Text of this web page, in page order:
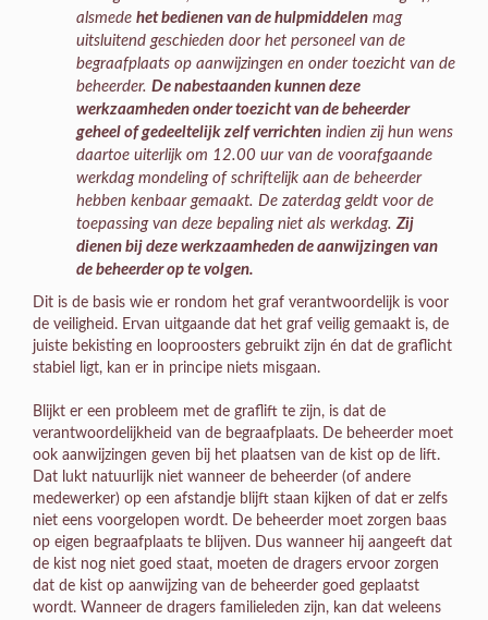
alsmede het bedienen van de hulpmiddelen mag
uitsluitend geschieden door het personeel van de
begraafplaats op aanwijzingen en onder toezicht van de
beheerder. De nabestaanden kunnen deze
werkzaamheden onder toezicht van de beheerder
geheel of gedeeltelijk zelf verrichten indien zij hun wens
daartoe uiterlijk om 12.00 uur van de voorafgaande
werkdag mondeling of schriftelijk aan de beheerder
hebben kenbaar gemaakt. De zaterdag geldt voor de
toepassing van deze bepaling niet als werkdag. Zij
dienen bij deze werkzaamheden de aanwijzingen van
de beheerder op te volgen.
Dit is de basis wie er rondom het graf verantwoordelijk is voor
de veiligheid. Ervan uitgaande dat het graf veilig gemaakt is, de
juiste bekisting en looproosters gebruikt zijn én dat de graflicht
stabiel ligt, kan er in principe niets misgaan.
Blijkt er een probleem met de graflift te zijn, is dat de
verantwoordelijkheid van de begraafplaats. De beheerder moet
ook aanwijzingen geven bij het plaatsen van de kist op de lift.
Dat lukt natuurlijk niet wanneer de beheerder (of andere
medewerker) op een afstandje blijft staan kijken of dat er zelfs
niet eens voorgelopen wordt. De beheerder moet zorgen baas
op eigen begraafplaats te blijven. Dus wanneer hij aangeeft dat
de kist nog niet goed staat, moeten de dragers ervoor zorgen
dat de kist op aanwijzing van de beheerder goed geplaatst
wordt. Wanneer de dragers familieleden zijn, kan dat weleens